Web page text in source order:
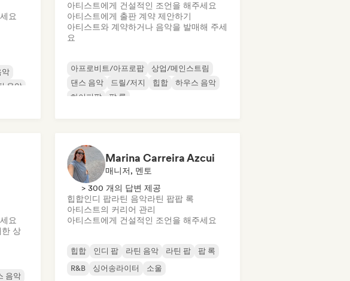
요
악
음악
아티스트에게 건설적인 조언을 해주세요
아티스트에게 출판 계약 제안하기
아티스트와 계약하거나 음악을 발매해 주세
요
아프로비트/아프로팝
상업/메인스트림
댄스 음악
드릴/저지 힙합
하우스 음악
하이퍼팝
팝 록
요
상
음악
Marina Carreira Azcui
매니저, 멘토
> 300 개의 답변 제공
힙합인디 팝라틴 음악라틴 팝팝 록
아티스트의 커리어 관리
아티스트에게 건설적인 조언을 해주세요
힙합 인디 팝 라틴 음악 라틴 팝
팝 록
R&B
싱어송라이터 소울